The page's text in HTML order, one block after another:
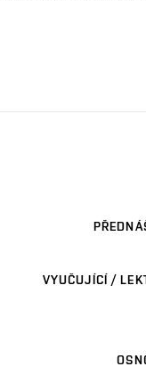
VYUČUJÍCÍ /